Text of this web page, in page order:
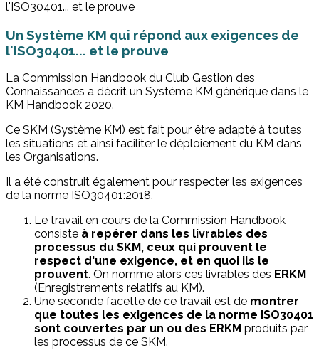
Un Système KM qui répond aux exigences de
l'ISO30401... et le prouve
La Commission Handbook du Club Gestion des
Connaissances a décrit un Système KM générique dans le
KM Handbook 2020.
Ce SKM (Système KM) est fait pour être adapté à toutes
les situations et ainsi faciliter le déploiement du KM dans
les Organisations.
Il a été construit également pour respecter les exigences
de la norme ISO30401:2018.
Le travail en cours de la Commission Handbook
consiste à repérer dans les livrables des
processus du SKM, ceux qui prouvent le
respect d'une exigence, et en quoi ils le
prouvent. On nomme alors ces livrables des ERKM
(Enregistrements relatifs au KM).
Une seconde facette de ce travail est de montrer
que toutes les exigences de la norme ISO30401
sont couvertes par un ou des ERKM produits par
les processus de ce SKM.